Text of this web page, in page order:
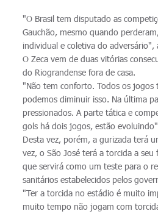
"O Brasil tem disputado as
Gauchão, mesmo quando
individual e coletiva do adversário",
O Zeca vem de duas vitórias
do Riograndense fora de casa.
"Não tem conforto. Todos os jogos
podemos diminuir isso. Na última
pressionados. A parte tática e
gols há dois jogos, estão
Desta vez, porém, a gurizada terá
vez, o São José terá a torcida a
que servirá como um teste para o
sanitários estabelecidos pelos
"Ter a torcida no estádio é muito
muito tempo não jogam com